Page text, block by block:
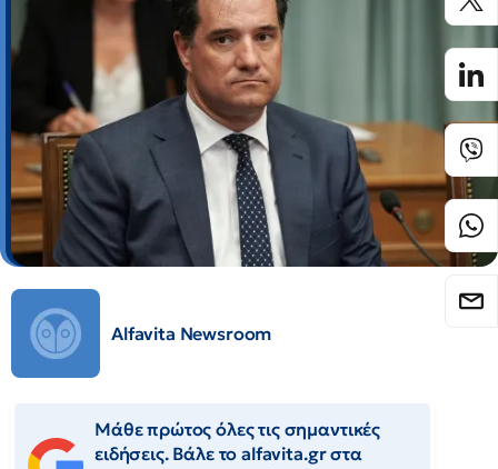
Alfavita Newsroom
Μάθε πρώτος όλες τις σημαντικές
ειδήσεις. Βάλε το alfavita.gr στα